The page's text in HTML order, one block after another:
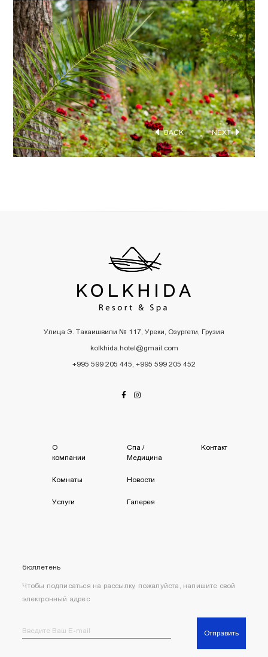
Улица Э. Такаишвили № 117, Уреки, Озургети, Грузия
kolkhida.hotel@gmail.com
+995 599 205 445, +995 599 205 452
О
компании
Комнаты
Услуги
Спа /
Mедицина
Новости
Галерея
Kонтакт
бюллетень
Чтобы подписаться на рассылку, пожалуйста, напишите свой
электронный адрес
Отправить